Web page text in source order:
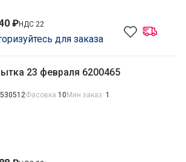
₽НДС 22
для заказа
23 февраля 6200465
Фасовка 10 Мин заказ: 1